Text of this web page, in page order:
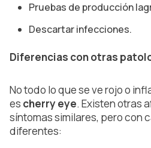
Pruebas de producción
Descartar infecciones.
Diferencias con otras
No todo lo que se ve rojo o
es cherry eye. Existen otras
síntomas similares, pero con
diferentes: